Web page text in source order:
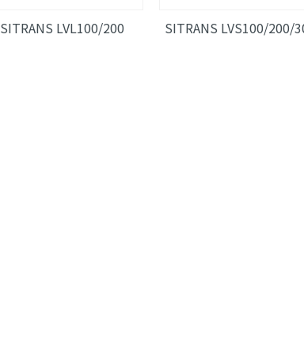
SITRANS LVL100/200 SITRANS LVS100/200/